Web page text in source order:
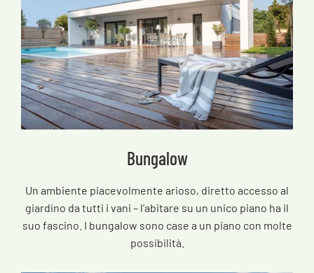
Bungalow
Un ambiente piacevolmente arioso, diretto accesso al
giardino da tutti i vani – l’abitare su un unico piano ha il
suo fascino. I bungalow sono case a un piano con molte
possibilità.